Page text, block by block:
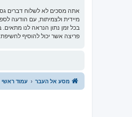
אתה מסכים לא לשלוח דברים
פריצה אשר יכול להוסיף
מסע אל העבר עמוד ראשי